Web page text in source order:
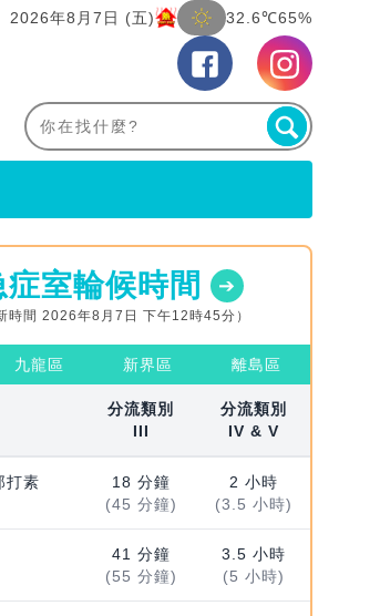
2026年8月7日 (五) 32.6℃65%
症室輪候時間
時間 2026年8月7日 下午12時45分）
九龍區 新界區 離島區
分流類別
III
分流類別
IV & V
打素
18 分鐘
(45 分鐘)
2 小時
(3.5 小時)
41 分鐘
(55 分鐘)
3.5 小時
(5 小時)